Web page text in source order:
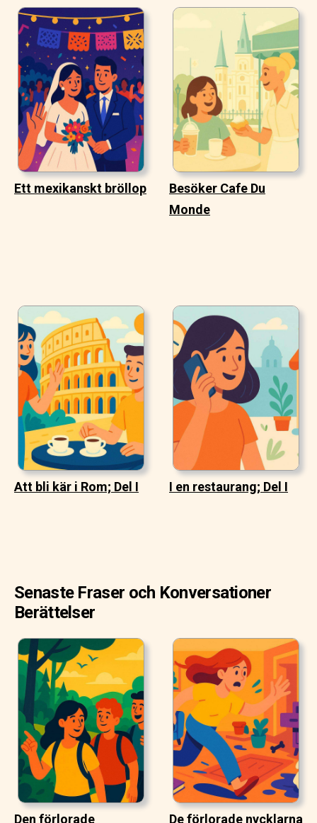
Ett mexikanskt bröllop
Besöker Cafe Du
Monde
Att bli kär i Rom; Del I I en restaurang; Del I
Senaste Fraser och Konversationer
Berättelser
Den förlorade De förlorade nycklarna